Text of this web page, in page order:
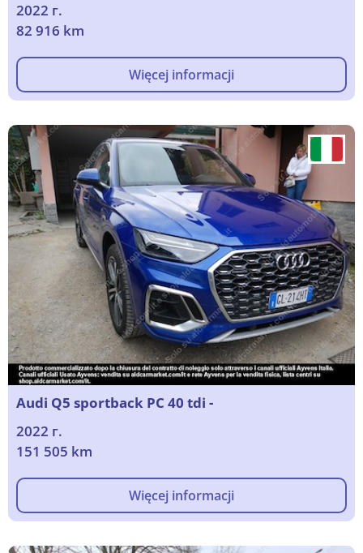
2022 г.
82 916 km
Więcej informacji
Audi Q5 sportback PC 40 tdi -
2022 г.
151 505 km
Więcej informacji